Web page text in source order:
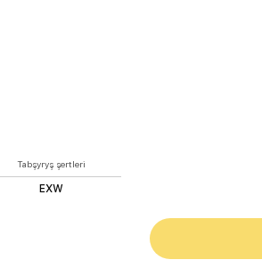
Tabşyryş şertleri
EXW